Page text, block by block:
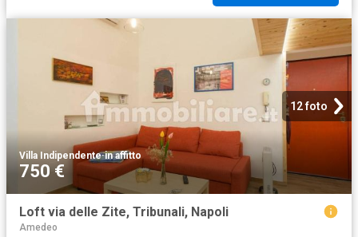
12 foto
Villa Indipendente·in affitto
750 €
Loft via delle Zite, Tribunali, Napoli
Amedeo